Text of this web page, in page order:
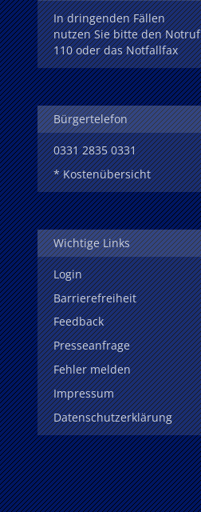
In dringenden Fällen
nutzen Sie bitte den Notruf
110 oder das Notfallfax
Bürgertelefon
0331 2835 0331
* Kostenübersicht
Wichtige Links
Login
Barrierefreiheit
Feedback
Presseanfrage
Fehler melden
Impressum
Datenschutzerklärung